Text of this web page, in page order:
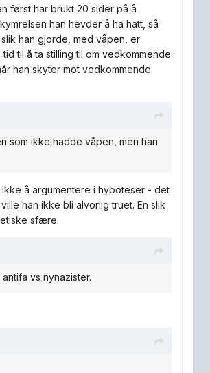
først har brukt 20 sider på å
han hevder å ha hatt, så
han gjorde, med våpen, er
til å ta stilling til om vedkommende
han skyter mot vedkommende
som ikke hadde våpen, men han
å argumentere i hypoteser - det
han ikke bli alvorlig truet. En slik
sfære.
vs nynazister.